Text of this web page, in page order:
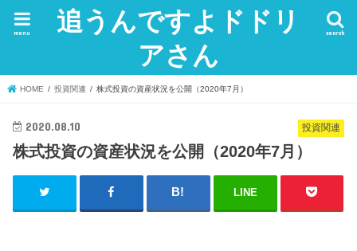
追うんですよドドリ
アさん
search
menu
HOME 投資関連 株式投資の資産状況を公開（2020年7月）
投資関連
2020.08.10
株式投資の資産状況を公開（2020年7月）
LINE